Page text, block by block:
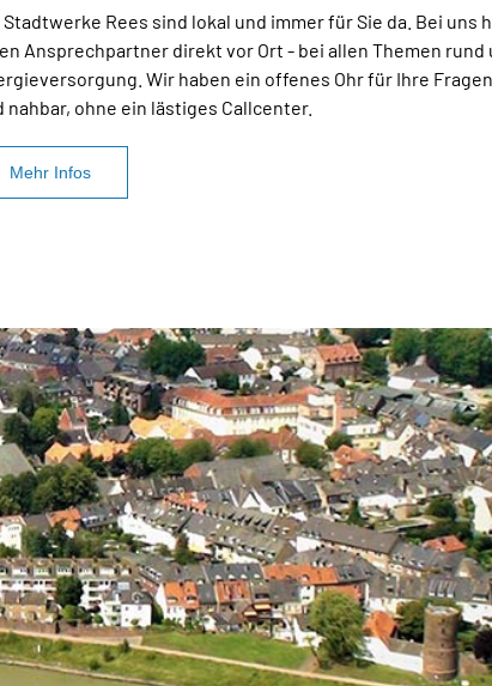
Stadtwerke Rees sind lokal und immer für Sie da. Bei uns
Ansprechpartner direkt vor Ort - bei allen Themen rund
Wir haben ein offenes Ohr für Ihre
nahbar, ohne ein lästiges Callcenter.
Mehr Infos